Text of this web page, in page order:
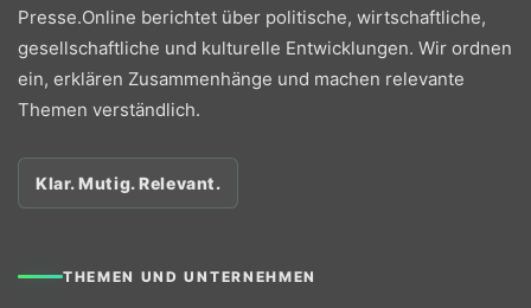
Presse.Online berichtet über politische, wirtschaftliche,
gesellschaftliche und kulturelle Entwicklungen. Wir ordnen
ein, erklären Zusammenhänge und machen relevante
Themen verständlich.
Klar. Mutig. Relevant.
THEMEN UND UNTERNEHMEN